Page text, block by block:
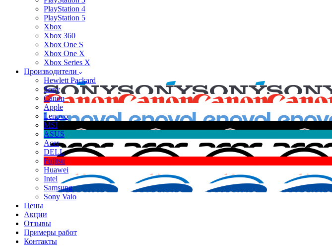
PlayStation 4
PlayStation 5
Xbox
Xbox 360
Xbox One S
Xbox One X
Xbox Series X
Производители
Hewlett Packard
Sony
Canon
Apple
Lenovo
MSI
ASUS
Acer
DELL
Fujitsu
Huawei
Intel
Samsung
Sony Vaio
Цены
Акции
Отзывы
Примеры работ
Контакты